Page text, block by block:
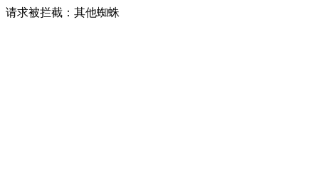
请求被拦截：其他蜘蛛